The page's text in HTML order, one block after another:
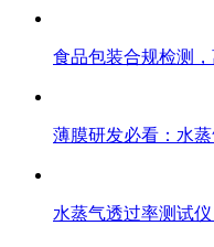
食品包装合规检测
薄膜研发必看：水
水蒸气透过率测试